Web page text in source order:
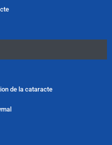
de la cataracte